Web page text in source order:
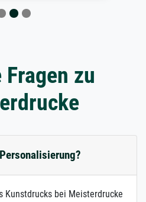
zu
Kunstdrucks bei Meisterdrucke